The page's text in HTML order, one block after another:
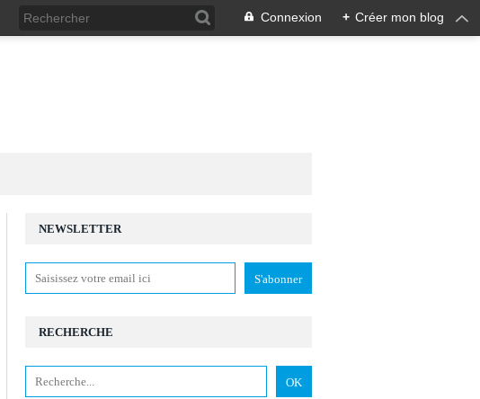
Connexion + Créer mon blog
CENTRE RÉALITÉ VIRTUELLE,ENTREPRISES ,NUMÉRIQUE,
NEWSLETTER
RECHERCHE